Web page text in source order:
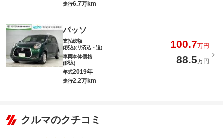
走行6.7万km
パッソ
支払総額
(税込)(リ済込・追)
100.7万円
車両本体価格
(税込)
88.5万円
年式2019年
走行2.2万km
クルマのクチコミ